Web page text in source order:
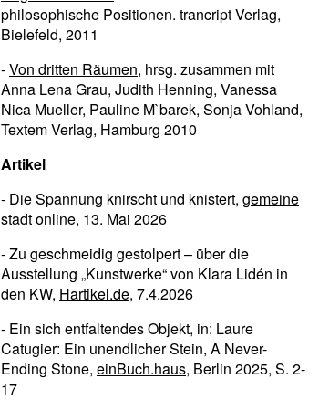
philosophische Positionen. trancript Verlag,
Bielefeld, 2011
-Von dritten Räumen, hrsg. zusammen mit
Anna Lena Grau, Judith Henning, Vanessa
Nica Mueller, Pauline M`barek, Sonja Vohland,
Textem Verlag, Hamburg 2010
Artikel
- Die Spannung knirscht und knistert, gemeine
stadt online, 13. Mai 2026
- Zu geschmeidig gestolpert – über die
Ausstellung „Kunstwerke“ von Klara Lidén in
den KW, Hartikel.de, 7.4.2026
- Ein sich entfaltendes Objekt, in: Laure
Catugier: Ein unendlicher Stein, A Never-
Ending Stone, einBuch.haus, Berlin 2025, S. 2-
17